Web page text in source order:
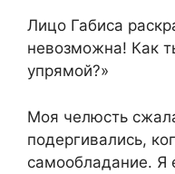
Лицо Габиса
невозможна! Как
упрямой?»
Моя челюсть
подергивались,
самообладание. Я